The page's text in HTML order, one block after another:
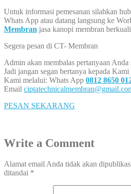
Untuk informasi pemesanan silahkan
Whats App atau datang langsung ke
Membran jasa kanopi membran
Segera pesan di CT- Membran
Admin akan membalas pertanyaan
Jadi jangan segan bertanya kepada
Kami melalui: Whats App 0812 8650
Email
PESAN SEKARANG
Write a Comment
Alamat email Anda tidak akan
ditandai *